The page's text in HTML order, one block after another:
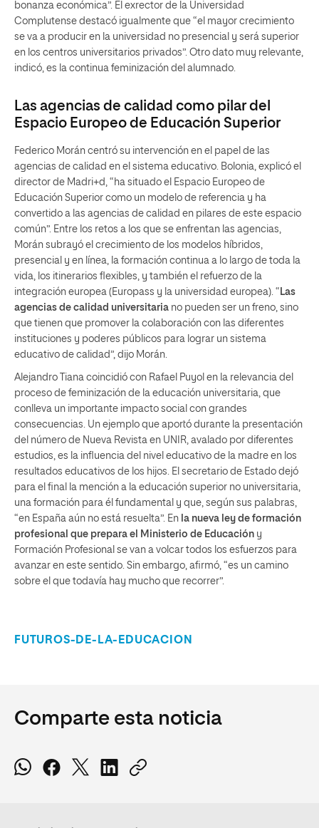
bonanza económica”. El exrector de la Universidad
Complutense destacó igualmente que “el mayor crecimiento
se va a producir en la universidad no presencial y será superior
en los centros universitarios privados”. Otro dato muy relevante,
indicó, es la continua feminización del alumnado.
Las agencias de calidad como pilar del
Espacio Europeo de Educación Superior
Federico Morán centró su intervención en el papel de las
agencias de calidad en el sistema educativo. Bolonia, explicó el
director de Madri+d, “ha situado el Espacio Europeo de
Educación Superior como un modelo de referencia y ha
convertido a las agencias de calidad en pilares de este espacio
común”. Entre los retos a los que se enfrentan las agencias,
Morán subrayó el crecimiento de los modelos híbridos,
presencial y en línea, la formación continua a lo largo de toda la
vida, los itinerarios flexibles, y también el refuerzo de la
integración europea (Europass y la universidad europea). “ Las
agencias de calidad universitaria no pueden ser un freno, sino
que tienen que promover la colaboración con las diferentes
instituciones y poderes públicos para lograr un sistema
educativo de calidad”, dijo Morán.
Alejandro Tiana coincidió con Rafael Puyol en la relevancia del
proceso de feminización de la educación universitaria, que
conlleva un importante impacto social con grandes
consecuencias. Un ejemplo que aportó durante la presentación
del número de Nueva Revista en UNIR, avalado por diferentes
estudios, es la influencia del nivel educativo de la madre en los
resultados educativos de los hijos. El secretario de Estado dejó
para el final la mención a la educación superior no universitaria,
una formación para él fundamental y que, según sus palabras,
“en España aún no está resuelta”. En la nueva ley de formación
profesional que prepara el Ministerio de Educación y
Formación Profesional se van a volcar todos los esfuerzos para
avanzar en este sentido. Sin embargo, afirmó, “es un camino
sobre el que todavía hay mucho que recorrer”.
FUTUROS-DE-LA-EDUCACION
Comparte esta noticia